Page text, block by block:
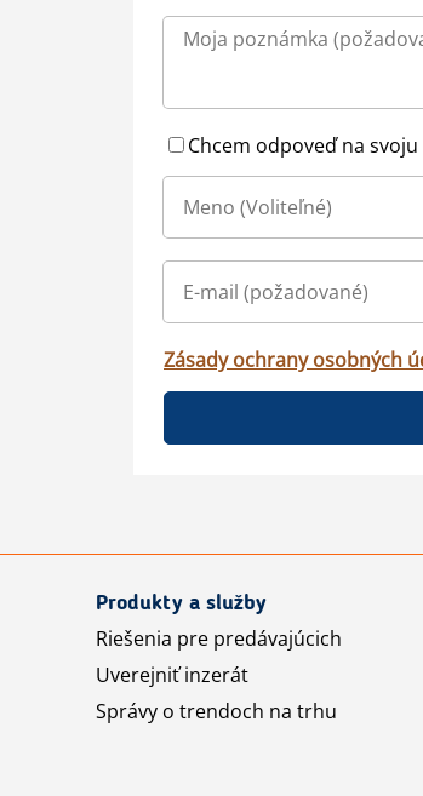
Chcem odpoveď na
Zásady ochrany osobných
Produkty a služby
Riešenia pre predávajúcich
Uverejniť inzerát
Správy o trendoch na trhu